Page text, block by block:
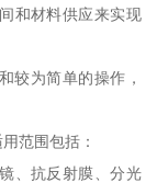
和材料供应来实现
较为简单的操作，
范围包括：
、抗反射膜、分光